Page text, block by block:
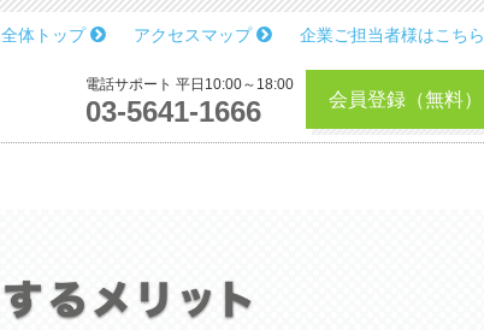
全体トップ アクセスマップ 企業ご担当者様はこちら
電話サポート 平日10:00～18:00
03-5641-1666 会員登録（無料）